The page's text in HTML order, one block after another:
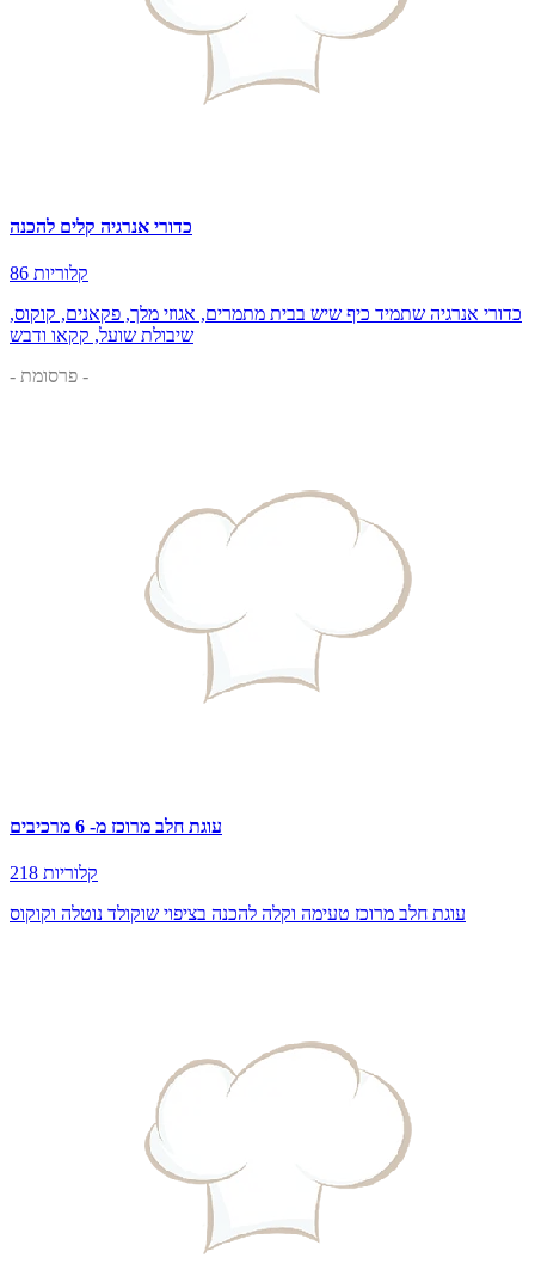
כדורי אנרגיה קלים להכנה
86 קלוריות
כדורי אנרגיה שתמיד כיף שיש בבית מתמרים, אגוזי מלך, פקאנים, קוקוס,
שיבולת שועל, קקאו ודבש
- פרסומת -
עוגת חלב מרוכז מ- 6 מרכיבים
218 קלוריות
עוגת חלב מרוכז טעימה וקלה להכנה בציפוי שוקולד נוטלה וקוקוס